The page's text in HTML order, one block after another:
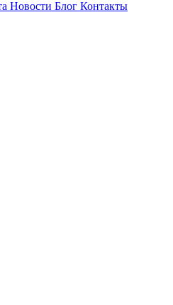
Новости Блог Контакты